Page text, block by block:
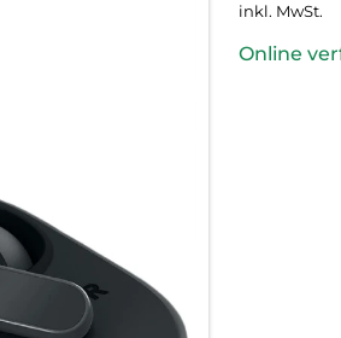
inkl. MwSt.
Online